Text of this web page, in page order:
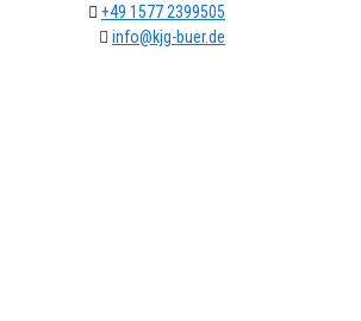
+49 1577 2399505
info@kjg-buer.de